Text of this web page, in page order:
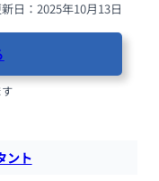
日：2025年10月13日
ント